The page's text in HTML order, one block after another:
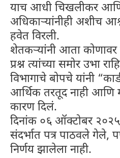
याच आधी चिखलीकर
अधिकाऱ्यांनीही अशीच
हवेत विरली.
शेतकऱ्यांनी आता कोणावर
प्रश्न त्यांच्या समोर उभा
विभागाचे बोपचे यांनी
आर्थिक तरतूद नाही आणि
कारण दिलं.
दिनांक ०६ ऑक्टोबर २०२५
संदर्भात पत्र पाठवले
निर्णय झालेला नाही.